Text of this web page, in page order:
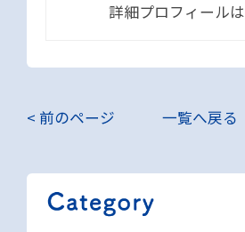
詳細プロフィールは
< 前のページ 一覧へ戻る